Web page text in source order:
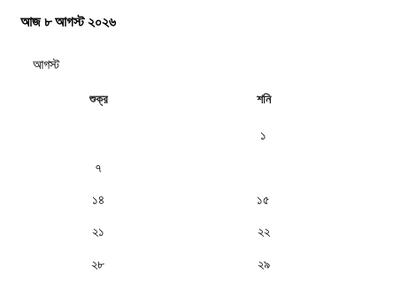
আজ ৮ আগস্ট ২০২৬
শুক্র শনি
১
৭
১৪ ১৫
২১ ২২
২৮ ২৯